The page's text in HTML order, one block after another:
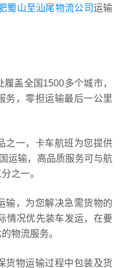
蜀山至汕尾物流公司运输
盖全国1500多个城市，
务，零担运输最后一公里
之一，卡车航班为您提供
运输，高品质服务可与航
之一。
输，为您解决急需货物的
情况优先装车发运，在要
物流服务。
货物运输过程中包装及货